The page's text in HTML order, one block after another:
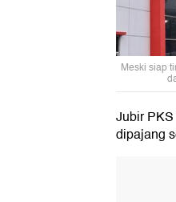
Meski siap
Jubir
dipajang